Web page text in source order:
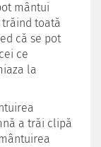
mântui
toată
că se pot
ce
la
a trăi clipă